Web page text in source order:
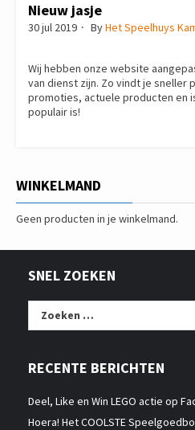
Nieuw jasje
30 jul 2019 ByHet Speelhuys
Wij hebben onze website
van dienst zijn. Zo vindt je sneller
promoties, actuele producten en
populair is!
WINKELMAND
Geen producten in je winkelmand.
SNEL ZOEKEN
Zoeken
RECENTE BERICHTEN
Deel, Like en Win LEGO actie op
Hoera! Het COOLSTE